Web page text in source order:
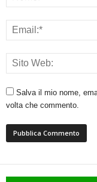
Salva il mio nome,
volta che commento.